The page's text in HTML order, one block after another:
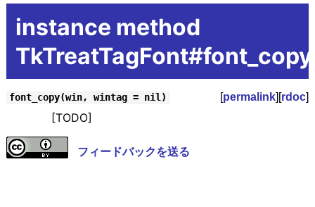
instance method
TkTreatTagFont#font_copy
font_copy(win, wintag = nil) [permalink][rdoc]
[TODO]
フィードバックを送る